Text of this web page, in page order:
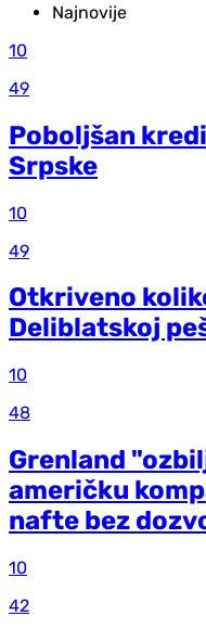
Najnovije
10
49
Poboljšan
Srpske
10
49
Otkriveno
Deliblatskoj
10
48
Grenland
američku
nafte bez
10
42